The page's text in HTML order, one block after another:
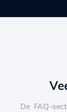
De FAQ-